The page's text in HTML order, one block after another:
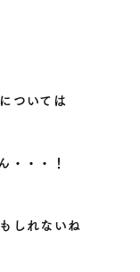
ついては
・・・！
しれないね